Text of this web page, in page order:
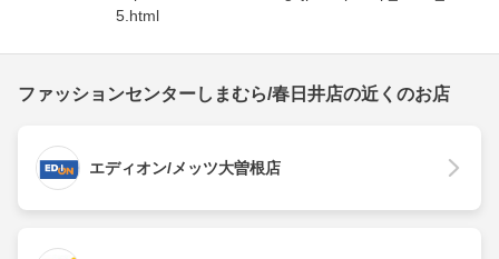
5.html
ファッションセンターしまむら/春日井店の近くのお店
エディオン/メッツ大曽根店